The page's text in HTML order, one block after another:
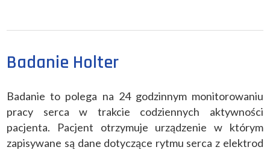
Badanie Holter
Badanie to polega na 24 godzinnym monitorowaniu
pracy serca w trakcie codziennych aktywności
pacjenta. Pacjent otrzymuje urządzenie w którym
zapisywane są dane dotyczące rytmu serca z elektrod